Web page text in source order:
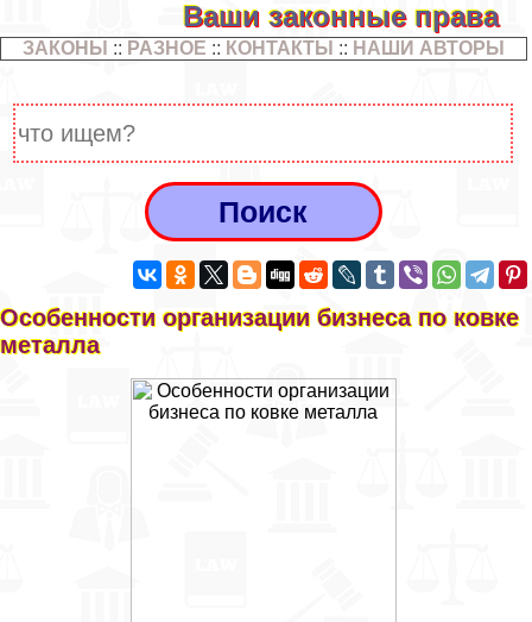
Ваши законные права
ЗАКОНЫ :: РАЗНОЕ :: КОНТАКТЫ :: НАШИ АВТОРЫ
Особенности организации бизнеса по ковке
металла